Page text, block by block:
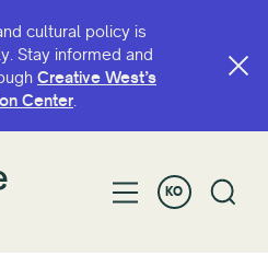
cultural policy is
Stay informed and
Creative West’s
Center.
KO